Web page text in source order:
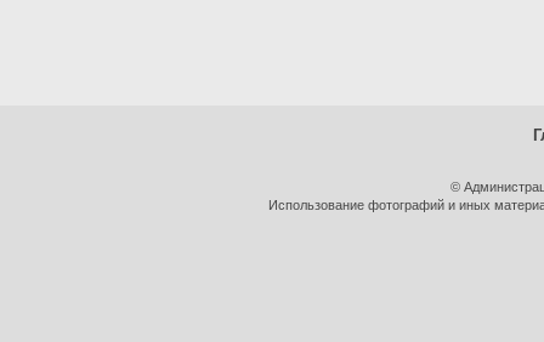
©
Использование фотографий и иных